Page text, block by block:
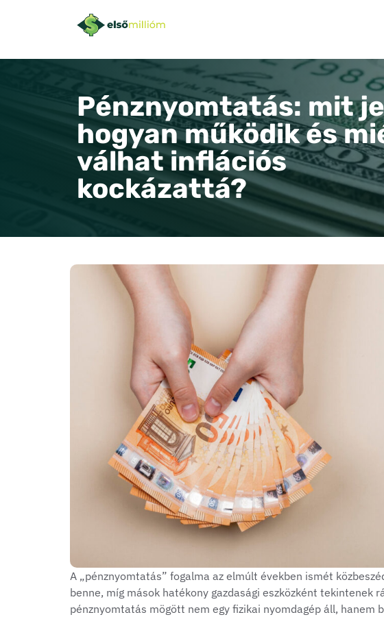
Pénznyomtatás: mit
hogyan működik és
válhat inflációs
kockázattá?
A „pénznyomtatás” fogalma az elmúlt években ismét
benne, míg mások hatékony gazdasági eszközként tekintenek
pénznyomtatás mögött nem egy fizikai nyomdagép áll, hanem